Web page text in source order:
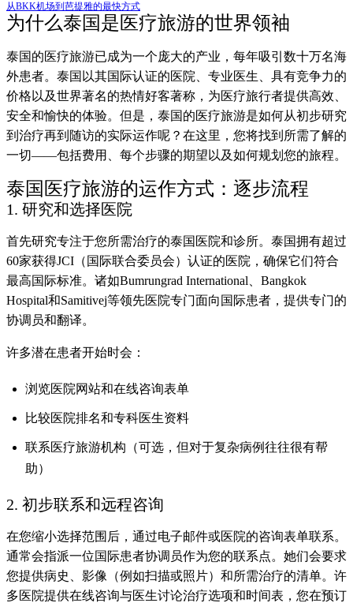
从BKK机场到芭提雅的最快方式
为什么泰国是医疗旅游的世界领袖
泰国的医疗旅游已成为一个庞大的产业，每年吸引数十万名海
外患者。泰国以其国际认证的医院、专业医生、具有竞争力的
价格以及世界著名的热情好客著称，为医疗旅行者提供高效、
安全和愉快的体验。但是，泰国的医疗旅游是如何从初步研究
到治疗再到随访的实际运作呢？在这里，您将找到所需了解的
一切——包括费用、每个步骤的期望以及如何规划您的旅程。
泰国医疗旅游的运作方式：逐步流程
1. 研究和选择医院
首先研究专注于您所需治疗的泰国医院和诊所。泰国拥有超过
60家获得JCI（国际联合委员会）认证的医院，确保它们符合
最高国际标准。诸如Bumrungrad International、Bangkok
Hospital和Samitivej等领先医院专门面向国际患者，提供专门的
协调员和翻译。
许多潜在患者开始时会：
浏览医院网站和在线咨询表单
比较医院排名和专科医生资料
联系医疗旅游机构（可选，但对于复杂病例往往很有帮
助）
2. 初步联系和远程咨询
在您缩小选择范围后，通过电子邮件或医院的咨询表单联系。
通常会指派一位国际患者协调员作为您的联系点。她们会要求
您提供病史、影像（例如扫描或照片）和所需治疗的清单。许
多医院提供在线咨询与医生讨论治疗选项和时间表，您在预订